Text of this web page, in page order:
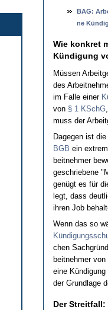
BAG:
ne
Wie kon­kret
Kündi­gung
Müssen
des
im Fal­le ei­ner
von § 1 KSchG
muss der
Da­ge­gen ist
BGB ein
beit­neh­mer
ge­schrie­be­ne
genügt es für
legt, dass
ih­ren Job
Wenn das so
chen
beit­neh­mer
ei­ne
der Grund­la­ge
Der